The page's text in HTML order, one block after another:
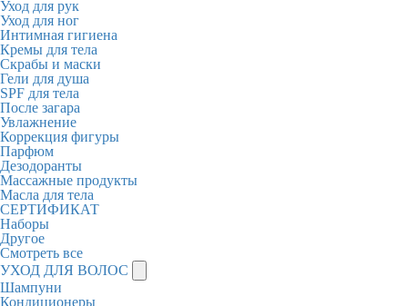
Уход для рук
Уход для ног
Интимная гигиена
Кремы для тела
Скрабы и маски
Гели для душа
SPF для тела
После загара
Увлажнение
Коррекция фигуры
Парфюм
Дезодоранты
Массажные продукты
Масла для тела
СЕРТИФИКАТ
Наборы
Другое
Смотреть все
УХОД ДЛЯ ВОЛОС
Шампуни
Кондиционеры